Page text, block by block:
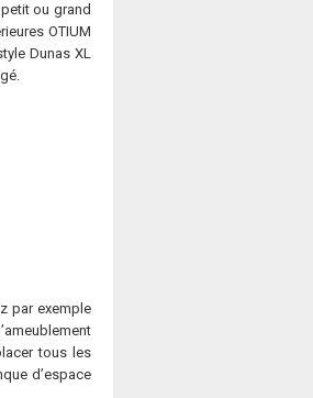
ou grand
OTIUM
Dunas XL
par exemple
tous les
d’espace